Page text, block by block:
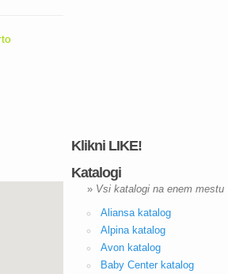
Klikni LIKE!
Katalogi
» Vsi katalogi na enem mestu
Aliansa katalog
Alpina katalog
Avon katalog
Baby Center katalog